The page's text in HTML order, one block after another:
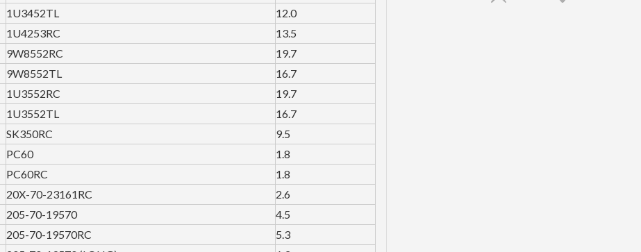
1U3452TL
12.0
1U4253RC
13.5
9W8552RC
19.7
9W8552TL
16.7
1U3552RC
19.7
1U3552TL
16.7
SK350RC
9.5
PC60
1.8
PC60RC
1.8
20X-70-23161RC
2.6
205-70-19570
4.5
205-70-19570RC
5.3